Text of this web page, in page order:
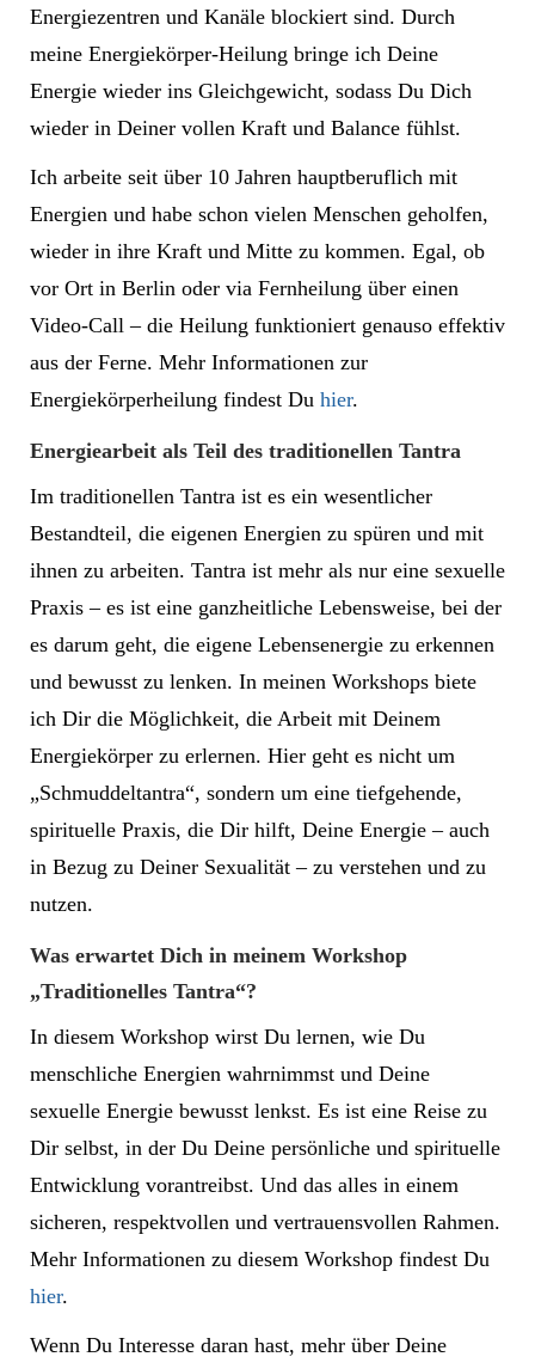
Energiezentren und Kanäle blockiert sind. Durch
meine Energiekörper-Heilung bringe ich Deine
Energie wieder ins Gleichgewicht, sodass Du Dich
wieder in Deiner vollen Kraft und Balance fühlst.
Ich arbeite seit über 10 Jahren hauptberuflich mit
Energien und habe schon vielen Menschen geholfen,
wieder in ihre Kraft und Mitte zu kommen. Egal, ob
vor Ort in Berlin oder via Fernheilung über einen
Video-Call – die Heilung funktioniert genauso effektiv
aus der Ferne. Mehr Informationen zur
Energiekörperheilung findest Du hier.
Energiearbeit als Teil des traditionellen Tantra
Im traditionellen Tantra ist es ein wesentlicher
Bestandteil, die eigenen Energien zu spüren und mit
ihnen zu arbeiten. Tantra ist mehr als nur eine sexuelle
Praxis – es ist eine ganzheitliche Lebensweise, bei der
es darum geht, die eigene Lebensenergie zu erkennen
und bewusst zu lenken. In meinen Workshops biete
ich Dir die Möglichkeit, die Arbeit mit Deinem
Energiekörper zu erlernen. Hier geht es nicht um
„Schmuddeltantra“, sondern um eine tiefgehende,
spirituelle Praxis, die Dir hilft, Deine Energie – auch
in Bezug zu Deiner Sexualität – zu verstehen und zu
nutzen.
Was erwartet Dich in meinem Workshop
„Traditionelles Tantra“?
In diesem Workshop wirst Du lernen, wie Du
menschliche Energien wahrnimmst und Deine
sexuelle Energie bewusst lenkst. Es ist eine Reise zu
Dir selbst, in der Du Deine persönliche und spirituelle
Entwicklung vorantreibst. Und das alles in einem
sicheren, respektvollen und vertrauensvollen Rahmen.
Mehr Informationen zu diesem Workshop findest Du
hier.
Wenn Du Interesse daran hast, mehr über Deine